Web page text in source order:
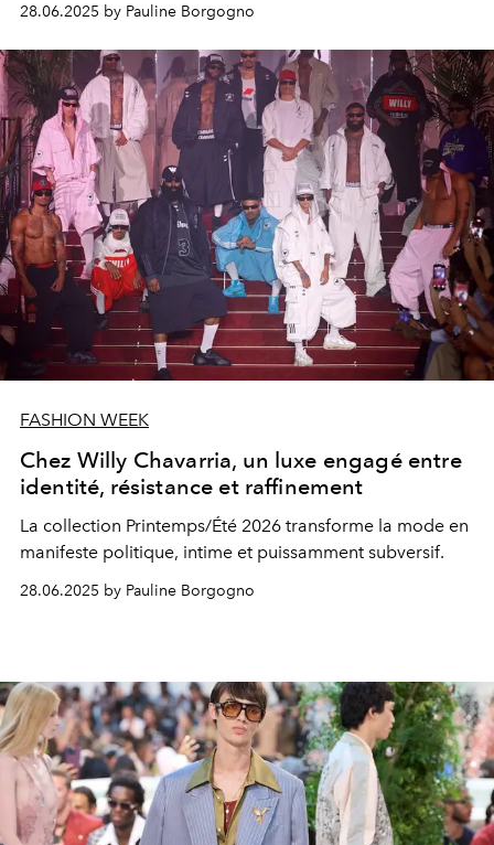
28.06.2025 by Pauline Borgogno
FASHION WEEK
Chez Willy Chavarria, un luxe engagé entre
identité, résistance et raffinement
La collection Printemps/Été 2026 transforme la mode en
manifeste politique, intime et puissamment subversif.
28.06.2025 by Pauline Borgogno